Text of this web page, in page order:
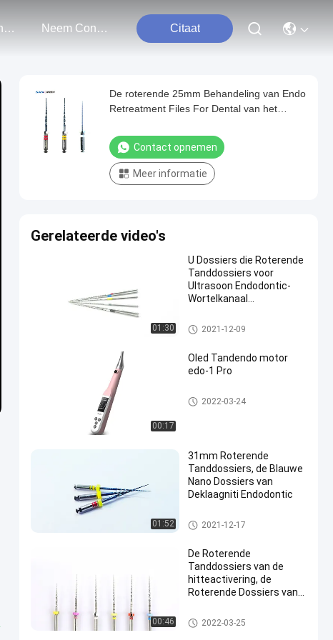
Evenementen Neem Contact Met Ons Op Citaat
De roterende 25mm Behandeling van Endo
Retreatment Files For Dental van het
Contact opnemen
Meer informatie
Gerelateerde video's
01:30
U Dossiers die Roterende
Tanddossiers voor
Ultrasoon Endodontic-
Wortelkanaal
Roterende Tanddossiers
2021-12-09
00:17
Oled Tandendo motor
edo-1 Pro
Roterende Tanddossiers
2022-03-24
01:52
31mm Roterende
Tanddossiers, de Blauwe
Nano Dossiers van
Deklaagniti Endodontic
Roterende Tanddossiers
2021-12-17
00:46
De Roterende
Tanddossiers van de
hitteactivering, de
Roterende Dossiers van
Roterende Tanddossiers
2022-03-25